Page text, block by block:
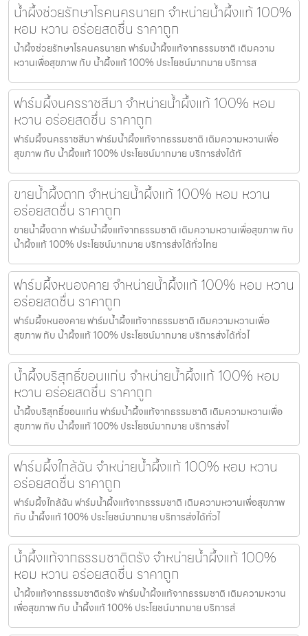
น้ำผึ้งช่วยรักษาโรคนครนายก จำหน่ายน้ำผึ้งแท้ 100%
หอม หวาน อร่อยสดชื่น ราคาถูก
น้ำผึ้งช่วยรักษาโรคนครนายก ฟาร์มน้ำผึ้งแท้จากธรรมชาติ เติมความ
หวานเพื่อสุขภาพ กับ น้ำผึ้งแท้ 100% ประโยชน์มากมาย บริการส
ฟาร์มผึ้งนครราชสีมา จำหน่ายน้ำผึ้งแท้ 100% หอม
หวาน อร่อยสดชื่น ราคาถูก
ฟาร์มผึ้งนครราชสีมา ฟาร์มน้ำผึ้งแท้จากธรรมชาติ เติมความหวานเพื่อ
สุขภาพ กับ น้ำผึ้งแท้ 100% ประโยชน์มากมาย บริการส่งได้ทั
ขายน้ำผึ้งตาก จำหน่ายน้ำผึ้งแท้ 100% หอม หวาน
อร่อยสดชื่น ราคาถูก
ขายน้ำผึ้งตาก ฟาร์มน้ำผึ้งแท้จากธรรมชาติ เติมความหวานเพื่อสุขภาพ กับ
น้ำผึ้งแท้ 100% ประโยชน์มากมาย บริการส่งได้ทั่วไทย
ฟาร์มผึ้งหนองคาย จำหน่ายน้ำผึ้งแท้ 100% หอม หวาน
อร่อยสดชื่น ราคาถูก
ฟาร์มผึ้งหนองคาย ฟาร์มน้ำผึ้งแท้จากธรรมชาติ เติมความหวานเพื่อ
สุขภาพ กับ น้ำผึ้งแท้ 100% ประโยชน์มากมาย บริการส่งได้ทั่วไ
น้ำผึ้งบริสุทธิ์ขอนแก่น จำหน่ายน้ำผึ้งแท้ 100% หอม
หวาน อร่อยสดชื่น ราคาถูก
น้ำผึ้งบริสุทธิ์ขอนแก่น ฟาร์มน้ำผึ้งแท้จากธรรมชาติ เติมความหวานเพื่อ
สุขภาพ กับ น้ำผึ้งแท้ 100% ประโยชน์มากมาย บริการส่งไ
ฟาร์มผึ้งใกล้ฉัน จำหน่ายน้ำผึ้งแท้ 100% หอม หวาน
อร่อยสดชื่น ราคาถูก
ฟาร์มผึ้งใกล้ฉัน ฟาร์มน้ำผึ้งแท้จากธรรมชาติ เติมความหวานเพื่อสุขภาพ
กับ น้ำผึ้งแท้ 100% ประโยชน์มากมาย บริการส่งได้ทั่วไ
น้ำผึ้งแท้จากธรรมชาติตรัง จำหน่ายน้ำผึ้งแท้ 100%
หอม หวาน อร่อยสดชื่น ราคาถูก
น้ำผึ้งแท้จากธรรมชาติตรัง ฟาร์มน้ำผึ้งแท้จากธรรมชาติ เติมความหวาน
เพื่อสุขภาพ กับ น้ำผึ้งแท้ 100% ประโยชน์มากมาย บริการส่